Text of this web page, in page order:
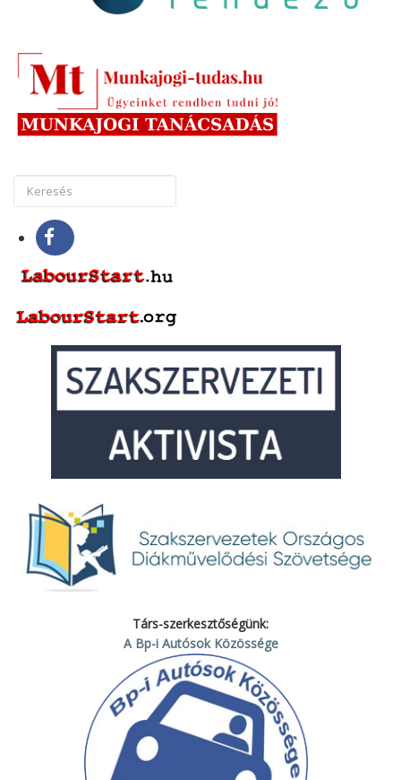
Társ-szerkesztőségünk:
A Bp-i Autósok Közössége